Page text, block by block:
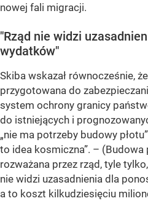
nowej fali migracji.
"Rząd nie widzi
wydatków"
Skiba wskazał równocześnie,
przygotowana do
system ochrony granicy
do istniejących i
„nie ma potrzeby budowy
to idea kosmiczna”. – (Budowa
rozważana przez rząd, tyle
nie widzi uzasadnienia dla
a to koszt kilkudziesięciu